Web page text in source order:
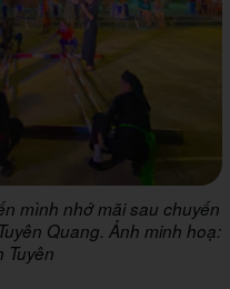
mình nhớ mãi sau chuyến
Quang. Ảnh minh hoạ:
Tuyên